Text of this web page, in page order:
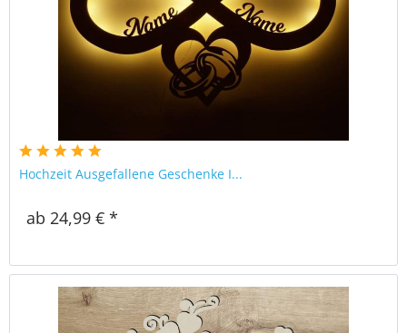
Hochzeit Ausgefallene Geschenke I...
ab 24,99 € *